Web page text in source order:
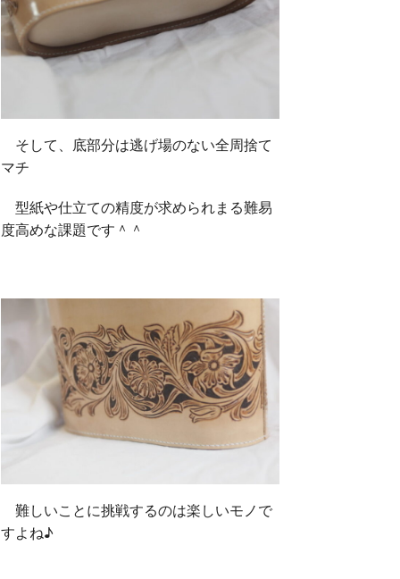
そして、底部分は逃げ場のない全周捨て
マチ
型紙や仕立ての精度が求められまる難易
度高めな課題です＾＾
難しいことに挑戦するのは楽しいモノで
すよね♪